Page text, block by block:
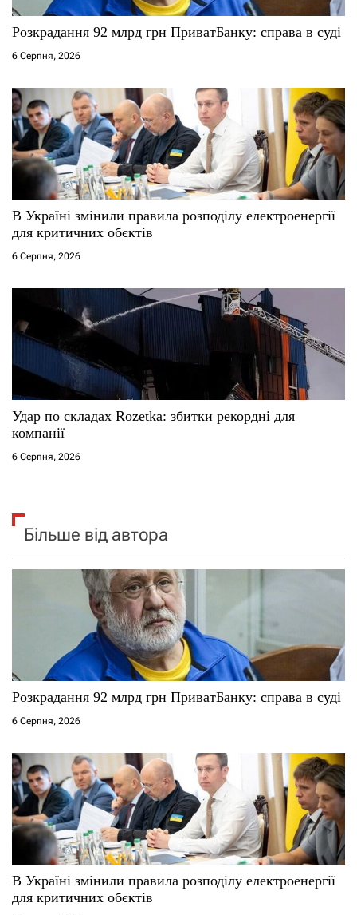
с
і
в
Розкрадання 92 млрд грн ПриватБанку: справа в суді
6 Серпня, 2026
В Україні змінили правила розподілу електроенергії
для критичних обєктів
6 Серпня, 2026
Удар по складах Rozetka: збитки рекордні для
компанії
6 Серпня, 2026
Більше від автора
Розкрадання 92 млрд грн ПриватБанку: справа в суді
6 Серпня, 2026
В Україні змінили правила розподілу електроенергії
для критичних обєктів